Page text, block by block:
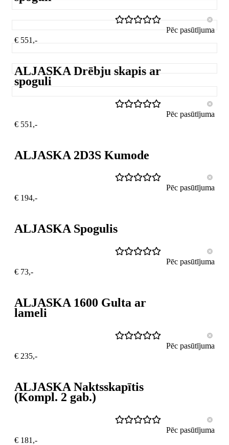
Pēc pasūtījuma
€ 551,-
ALJASKA Drēbju skapis ar
spoguli
Pēc pasūtījuma
€ 551,-
ALJASKA 2D3S Kumode
Pēc pasūtījuma
€ 194,-
ALJASKA Spogulis
Pēc pasūtījuma
€ 73,-
ALJASKA 1600 Gulta ar
lameli
Pēc pasūtījuma
€ 235,-
ALJASKA Naktsskapītis
(Kompl. 2 gab.)
Pēc pasūtījuma
€ 181,-